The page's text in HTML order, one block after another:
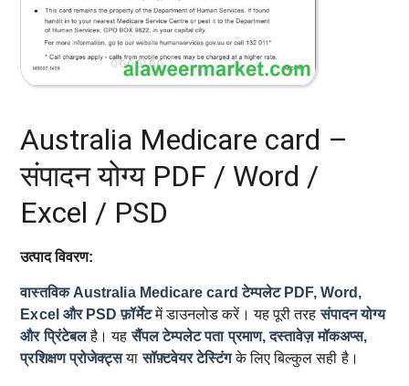
Australia Medicare card –
संपादन योग्य PDF / Word /
Excel / PSD
उत्पाद विवरण:
वास्तविक Australia Medicare card टेम्पलेट PDF, Word,
Excel और PSD फ़ॉर्मेटमें डाउनलोड करें। यह पूरी तरहसंपादन योग्य
और प्रिंटेबलहै। यहसैंपल टेम्पलेट पता प्रमाण, दस्तावेज़ मॉकअप्स,
प्रशिक्षण प्रोजेक्ट्सयासॉफ़्टवेयर टेस्टिंगके लिए बिल्कुल सही है।